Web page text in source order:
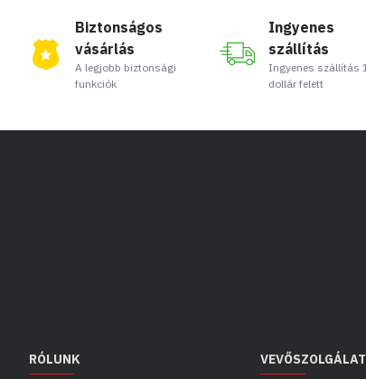
Biztonságos
vásárlás
A legjobb biztonsági
funkciók
Ingyenes
szállítás
Ingyenes szállítás
dollár felett
RÓLUNK VEVŐSZOLGÁLAT